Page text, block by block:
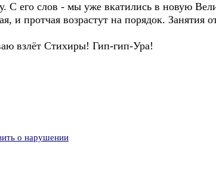
С его слов - мы уже вкатились в новую
и протчая возрастут на порядок. Занятия
взлёт Стихиры! Гип-гип-Ура!
о нарушении